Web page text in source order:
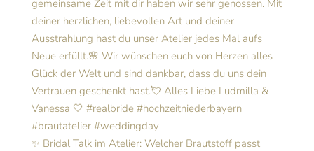
✨ Bridal Talk im Atelier: Welcher Brautstoff passt